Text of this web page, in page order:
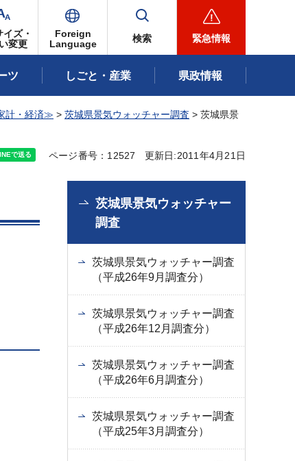
ズ・
変更
Foreign
Language
検索 緊急情報
ツ しごと・産業 県政情報
計・経済≫ > 茨城県景気ウォッチャー調査 > 茨城県景
ページ番号：12527 更新日:2011年4月21日
茨城県景気ウォッチャー
調査
茨城県景気ウォッチャー調査
（平成26年9月調査分）
茨城県景気ウォッチャー調査
（平成26年12月調査分）
茨城県景気ウォッチャー調査
（平成26年6月調査分）
茨城県景気ウォッチャー調査
（平成25年3月調査分）